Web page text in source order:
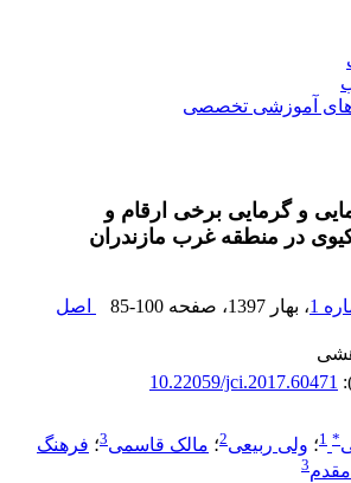
آموزشی تخصصی
و گرمایی برخی ارقام و
در منطقه غرب مازندران
، بهار 1397 ، صفحه 85-100
اصل
10.22059/jci.2017.60471
*
1؛ ولی ربیعی2؛ مالک قاسمی3؛ فرهنگ
3